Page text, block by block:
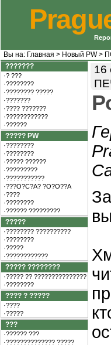
Вы на: Главная > Новый PW>
???????
·? ???
·????????
·???????? ?????
·???????
·???? ???????
·????????????
·??????
????? PW
·????????
·????????
·????? ??????
·?????????
·???????????
·???O?C?A? ?O?O??A
·????
·????????
·?????? ?????????
?????
·???????? ??????????
·????????
·?????
·????????????
????? ????????
·????? ?? ???????????????
·????????
???? ? ?????
·????
·?????
???
·?????? ???
·?????????????? ?????
16